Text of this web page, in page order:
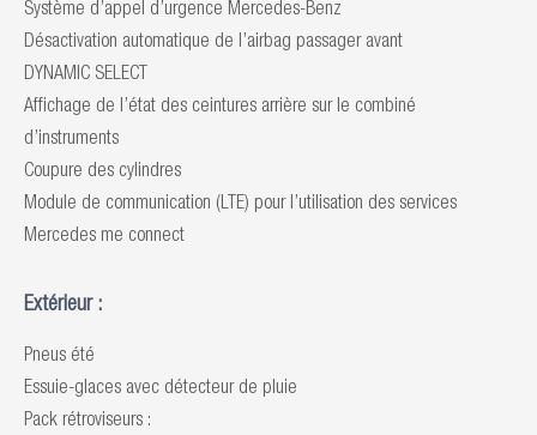
Système d’appel d’urgence Mercedes-Benz
Désactivation automatique de l’airbag passager avant
DYNAMIC SELECT
Affichage de l’état des ceintures arrière sur le combiné
d’instruments
Coupure des cylindres
Module de communication (LTE) pour l’utilisation des services
Mercedes me connect
Extérieur :
Pneus été
Essuie-glaces avec détecteur de pluie
Pack rétroviseurs :